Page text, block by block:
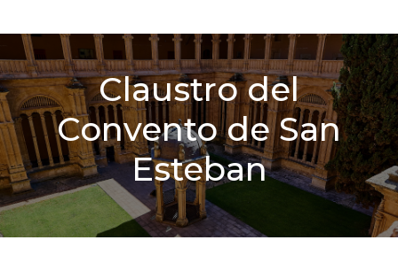
Claustro del
Convento de San
Esteban